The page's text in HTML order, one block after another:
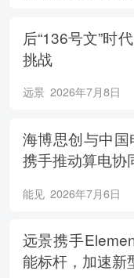
后“136号文”时
挑战
远景 2026年7月8日
海博思创与中国
携手推动算电协
能见 2026年7月6日
远景携手
能标杆，加速新